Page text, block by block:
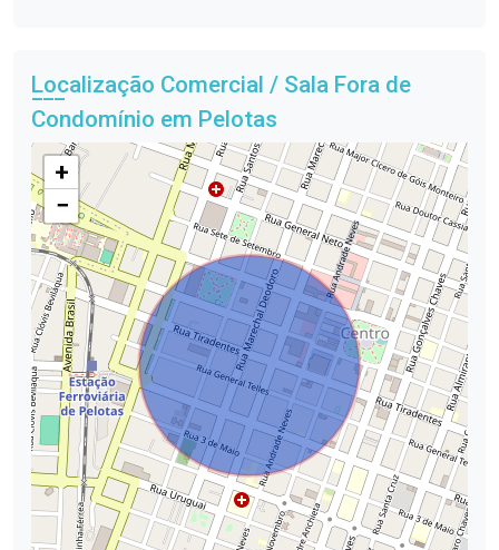
Localização Comercial / Sala Fora de
Condomínio em Pelotas
+
−